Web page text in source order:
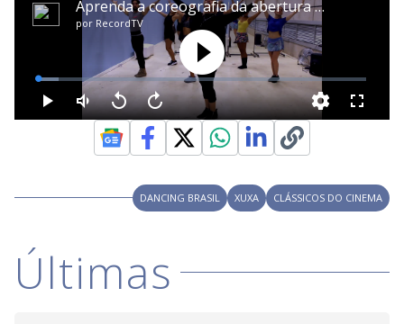
DANCING BRASIL XUXA CLÁSSICOS DO CINEMA
Últimas